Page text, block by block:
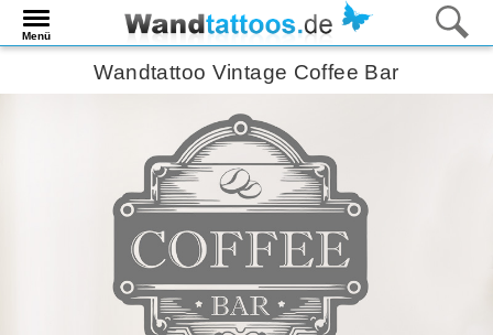
Menü
Wandtattoo Vintage Coffee Bar